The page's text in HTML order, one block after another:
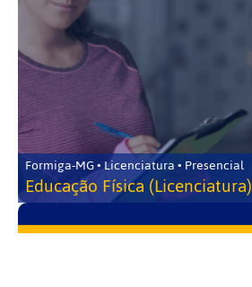
Formiga-MG • Licenciatura • Presencial
Educação Física (Licenciatura)